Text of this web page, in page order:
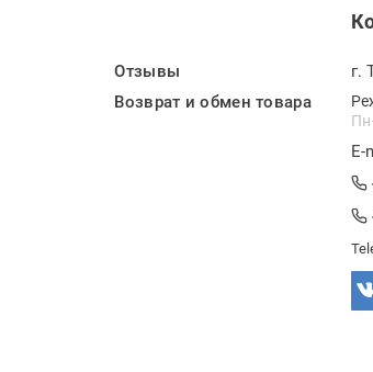
Отзывы
Возврат и обмен товара
г.
E-